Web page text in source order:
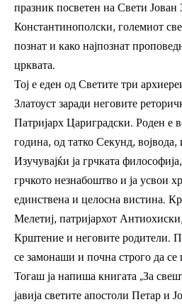
празник посветен на Свети Јован
Константинополски, големиот
познат и како најпознат
црквата.
Тој е еден од Светите три
Златоуст заради неговите
Патријарх Цариградски. Роден е
година, од татко Секунд, војвода,
Изучувајќи ја грчката
грчкото незнабоштво и ја усвои
единствена и целосна вистина.
Мелетиј, патријархот
Крштение и неговите родители.
се замонаши и почна строго да се
Тогаш ја напиша книгата „За
јавија светите апостоли Петар и